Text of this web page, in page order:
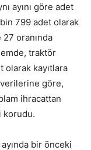
ayını göre adet
799 adet olarak
oranında
traktör
olarak kayıtlara
göre,
ihracattan
korudu.
ayında bir önceki